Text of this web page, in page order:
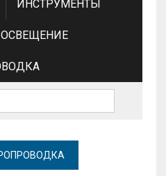
ИНСТРУМЕНТЫ
ОСВЕЩЕНИЕ